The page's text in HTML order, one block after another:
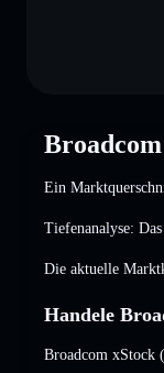
Ein
Tiefenanalyse:
Die aktuelle
Handele
Broadcom xStock